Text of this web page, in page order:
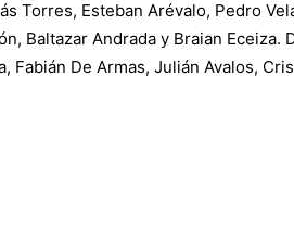
Torres, Esteban Arévalo, Pedro
Baltazar Andrada y Braian Eceiza.
Fabián De Armas, Julián Avalos,